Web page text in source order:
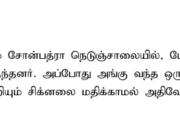
சோன்பத்ரா நெடுஞ்சாலையில்,
அப்போது அங்கு வந்த
சிக்னலை மதிக்காமல்